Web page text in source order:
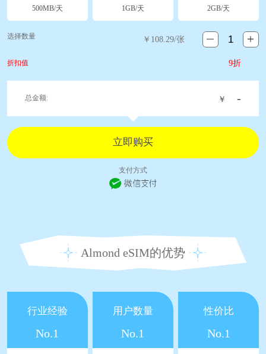
500MB/天 1GB/天 2GB/天
选择数量 ￥ 108.29/张
折扣值 9折
总金额: ￥ -
支付方式
Almond eSIM的优势
行业经验
No.1
用户数量
No.1
性价比
No.1